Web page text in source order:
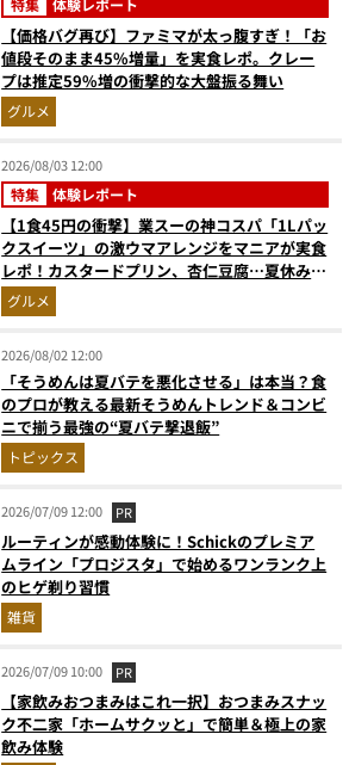
特集 体験レポート
【価格バグ再び】ファミマが太っ腹すぎ！「お
値段そのまま45%増量」を実食レポ。クレー
プは推定59%増の衝撃的な大盤振る舞い
グルメ
2026/08/03 12:00
特集 体験レポート
【1食45円の衝撃】業スーの神コスパ「1Lパッ
クスイーツ」の激ウマアレンジをマニアが実食
レポ！カスタードプリン、杏仁豆腐…夏休みの
おやつに最強すぎた
グルメ
2026/08/02 12:00
「そうめんは夏バテを悪化させる」は本当？食
のプロが教える最新そうめんトレンド＆コンビ
ニで揃う最強の“夏バテ撃退飯”
トピックス
2026/07/09 12:00 PR
ルーティンが感動体験に！Schickのプレミア
ムライン「プロジスタ」で始めるワンランク上
のヒゲ剃り習慣
雑貨
2026/07/09 10:00 PR
【家飲みおつまみはこれ一択】おつまみスナッ
ク不二家「ホームサクッと」で簡単＆極上の家
飲み体験